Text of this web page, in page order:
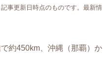
事更新日時点のものです。最新情
約450km、沖縄（那覇）か